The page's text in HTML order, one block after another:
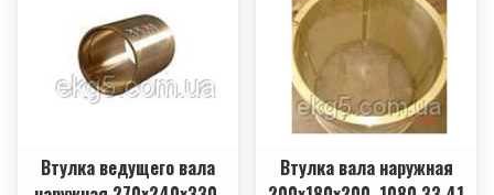
Втулка ведущего вала
Втулка вала наружная